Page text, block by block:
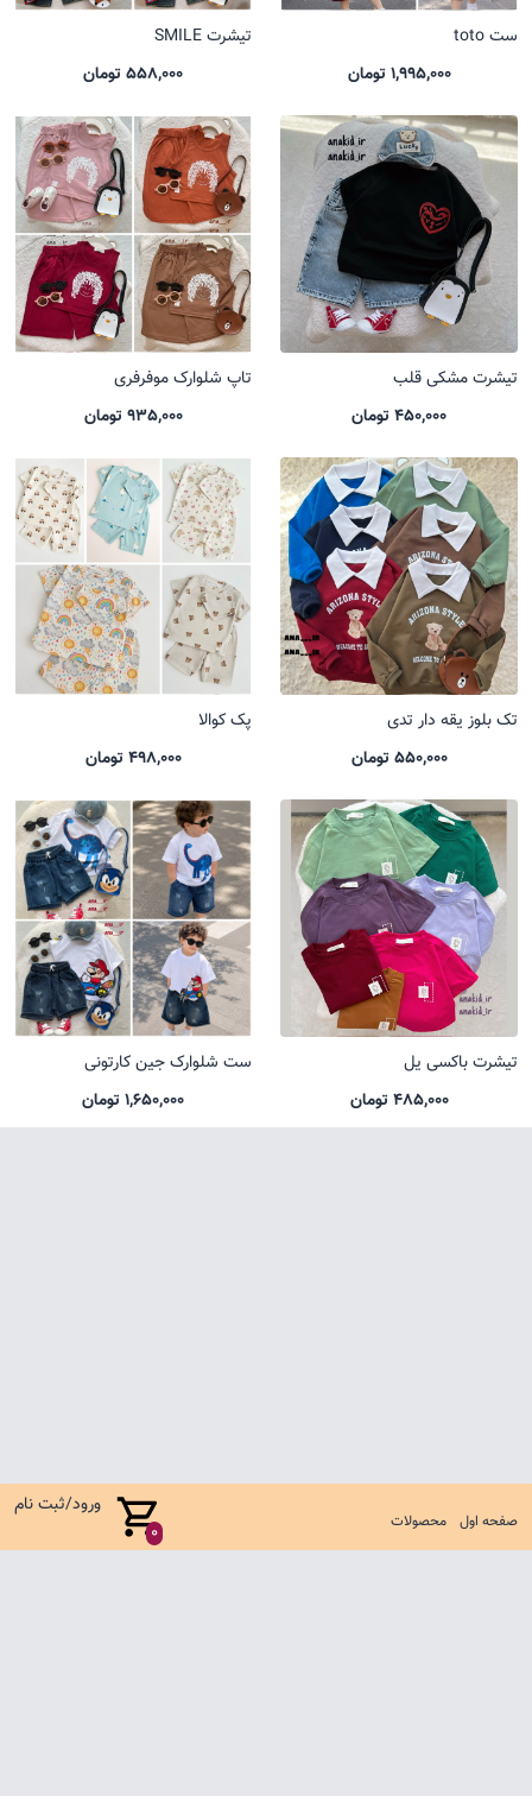
صفحه اول محصولات 0
ورود/ثبت نام
ست toto
1,995,000 تومان
تیشرت SMILE
558,000 تومان
تیشرت مشکی قلب
450,000 تومان
تاپ شلوارک موفرفری
935,000 تومان
تک بلوز یقه دار تدی
550,000 تومان
پک کوالا
498,000 تومان
تیشرت باکسی یل
485,000 تومان
ست شلوارک جین کارتونی
1,650,000 تومان